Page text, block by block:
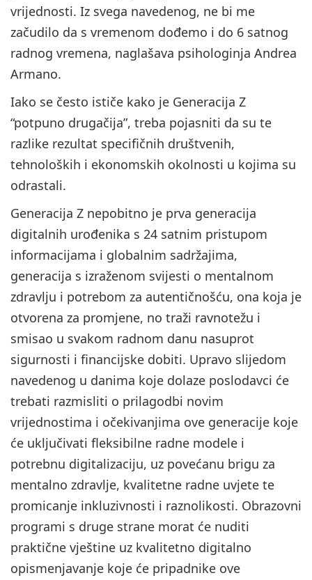
vrijednosti. Iz svega navedenog, ne bi me
začudilo da s vremenom dođemo i do 6 satnog
radnog vremena, naglašava psihologinja Andrea
Armano.
Iako se često ističe kako je Generacija Z
“potpuno drugačija”, treba pojasniti da su te
razlike rezultat specifičnih društvenih,
tehnoloških i ekonomskih okolnosti u kojima su
odrastali.
Generacija Z nepobitno je prva generacija
digitalnih urođenika s 24 satnim pristupom
informacijama i globalnim sadržajima,
generacija s izraženom svijesti o mentalnom
zdravlju i potrebom za autentičnošću, ona koja je
otvorena za promjene, no traži ravnotežu i
smisao u svakom radnom danu nasuprot
sigurnosti i financijske dobiti. Upravo slijedom
navedenog u danima koje dolaze poslodavci će
trebati razmisliti o prilagodbi novim
vrijednostima i očekivanjima ove generacije koje
će uključivati fleksibilne radne modele i
potrebnu digitalizaciju, uz povećanu brigu za
mentalno zdravlje, kvalitetne radne uvjete te
promicanje inkluzivnosti i raznolikosti. Obrazovni
programi s druge strane morat će nuditi
praktične vještine uz kvalitetno digitalno
opismenjavanje koje će pripadnike ove